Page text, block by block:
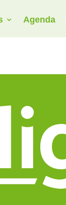
Agenda